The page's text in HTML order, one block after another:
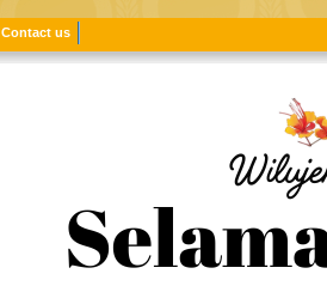
Contact us